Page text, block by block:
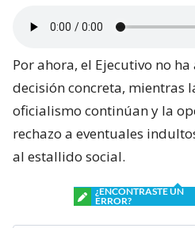
Por ahora, el Ejecutivo no
decisión concreta, mientras
oficialismo continúan y la
rechazo a eventuales
al estallido social.
¿ENCONTRASTE UN
ERROR?